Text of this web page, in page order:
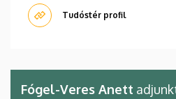
Tudóstér profil
Fógel-Veres Anett